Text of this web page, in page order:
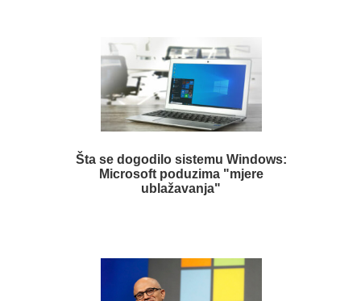
Šta se dogodilo sistemu Windows:
Microsoft poduzima "mjere
ublažavanja"